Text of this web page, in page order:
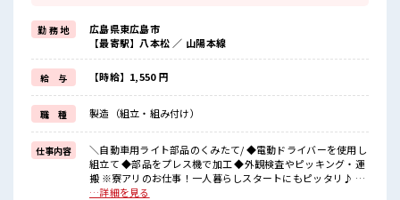
駐車場も完備なのでマイカーの持ち込みもできます！
お買い物もラクラクですね♪
《教育体制ばっちり*》
イチからスキルUPできる！
初日は座学で安全教育！
2日目からは先輩がそばにいて教えてくれます！
未経験でも安心してスタートできますね♪
《土日やすみのお仕事*》
家族や友達との予定が合わせやすいからプライベートも充実♪
■職場の雰囲気
《10代～30代の方活躍中》
動きやすい制服が無料★
勤 務 地
広島県東広島市
【最寄駅】八本松 ／ 山陽本線
給 与 【時給】1,550 円
職 種 製造（組立・組み付け）
仕事内容
＼自動車用ライト部品のくみたて/ ◆電動ドライバーを使用し
組立て ◆部品をプレス機で加工 ◆外観検査やピッキング・運
搬 ※寮アリのお仕事！一人暮らしスタートにもピッタリ♪ ■
お仕事PR 《住まいとお仕事同時にGET*》 自宅から職場が遠
…詳細を見る